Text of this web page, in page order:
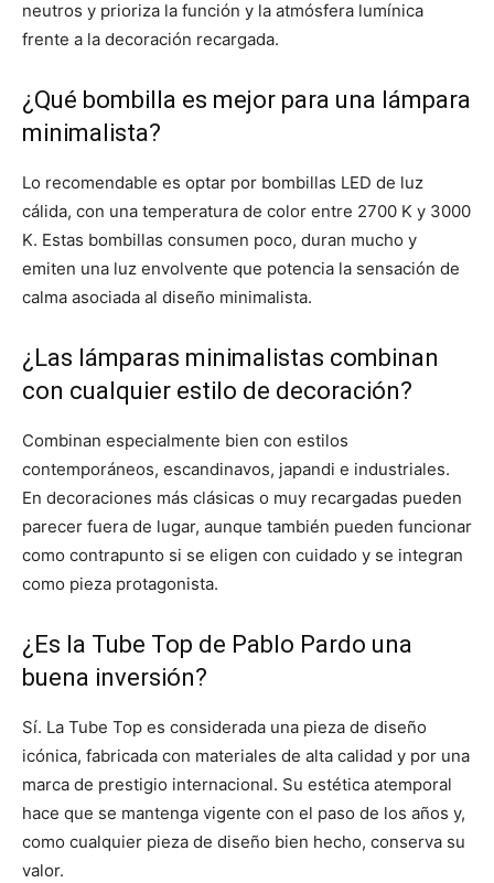
neutros y prioriza la función y la atmósfera lumínica
frente a la decoración recargada.
¿Qué bombilla es mejor para una lámpara
minimalista?
Lo recomendable es optar por bombillas LED de luz
cálida, con una temperatura de color entre 2700 K y 3000
K. Estas bombillas consumen poco, duran mucho y
emiten una luz envolvente que potencia la sensación de
calma asociada al diseño minimalista.
¿Las lámparas minimalistas combinan
con cualquier estilo de decoración?
Combinan especialmente bien con estilos
contemporáneos, escandinavos, japandi e industriales.
En decoraciones más clásicas o muy recargadas pueden
parecer fuera de lugar, aunque también pueden funcionar
como contrapunto si se eligen con cuidado y se integran
como pieza protagonista.
¿Es la Tube Top de Pablo Pardo una
buena inversión?
Sí. La Tube Top es considerada una pieza de diseño
icónica, fabricada con materiales de alta calidad y por una
marca de prestigio internacional. Su estética atemporal
hace que se mantenga vigente con el paso de los años y,
como cualquier pieza de diseño bien hecho, conserva su
valor.